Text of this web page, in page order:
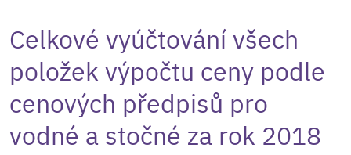
Celkové vyúčtování všech
položek výpočtu ceny podle
cenových předpisů pro
vodné a stočné za rok 2018